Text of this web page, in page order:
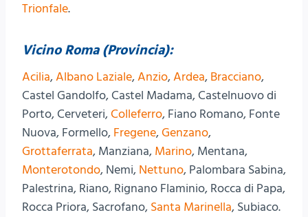
Trionfale.
Vicino Roma (Provincia):
Acilia,Albano Laziale,Anzio,Ardea, Bracciano,
Castel Gandolfo, Castel Madama, Castelnuovo di
Porto, Cerveteri,Colleferro, Fiano Romano, Fonte
Nuova, Formello, Fregene,Genzano,
Grottaferrata, Manziana, Marino, Mentana,
Monterotondo, Nemi, Nettuno, Palombara Sabina,
Palestrina, Riano, Rignano Flaminio, Rocca di Papa,
Rocca Priora, Sacrofano, Santa Marinella, Subiaco.